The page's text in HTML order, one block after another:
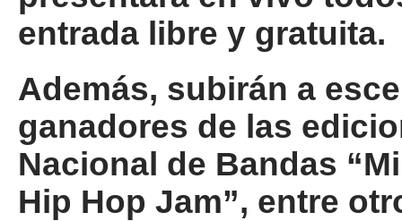
entrada libre y gratuita.
Además, subirán a
ganadores de las
Nacional de Bandas
Hip Hop Jam”, entre